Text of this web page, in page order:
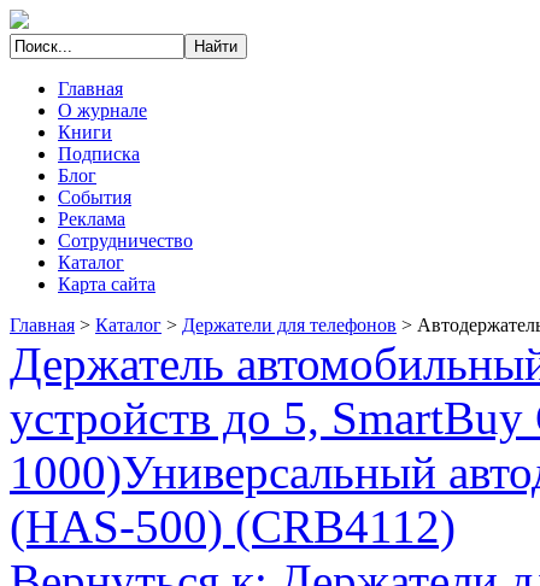
Главная
О журнале
Книги
Подписка
Блог
События
Реклама
Сотрудничество
Каталог
Карта сайта
Главная > Каталог > Держатели для телефонов >
Держатель
устройств до 5,
1000)Универсальный
(HAS-500) (CRB4112)